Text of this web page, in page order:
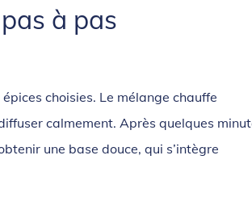
à pas
choisies. Le mélange chauffe
calmement. Après quelques
une base douce, qui s’intègre